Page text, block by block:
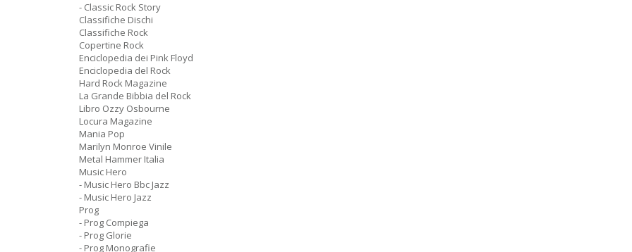
- Classic Rock Story
Classifiche Dischi
Classifiche Rock
Copertine Rock
Enciclopedia dei Pink Floyd
Enciclopedia del Rock
Hard Rock Magazine
La Grande Bibbia del Rock
Libro Ozzy Osbourne
Locura Magazine
Mania Pop
Marilyn Monroe Vinile
Metal Hammer Italia
Music Hero
- Music Hero Bbc Jazz
- Music Hero Jazz
Prog
- Prog Compiega
- Prog Glorie
- Prog Monografie